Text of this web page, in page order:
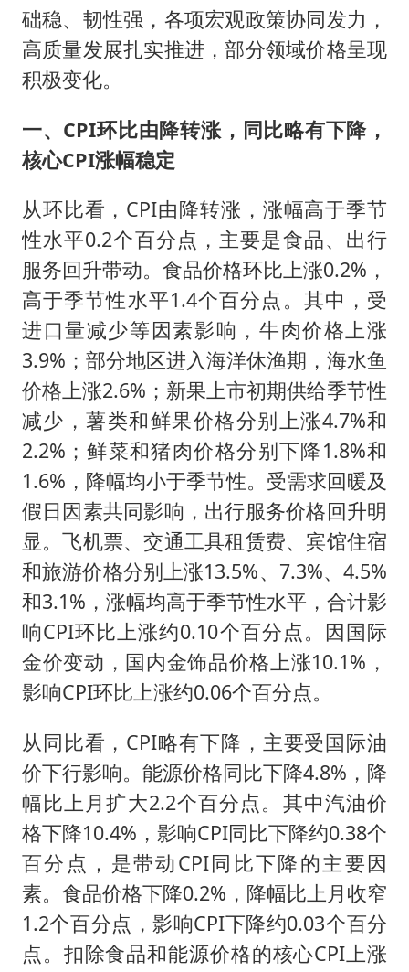
础稳、韧性强，各项宏观政策协同发力，
高质量发展扎实推进，部分领域价格呈现
积极变化。
一、CPI环比由降转涨，同比略有下降，
核心CPI涨幅稳定
从环比看，CPI由降转涨，涨幅高于季节
性水平0.2个百分点，主要是食品、出行
服务回升带动。食品价格环比上涨0.2%，
高于季节性水平1.4个百分点。其中，受
进口量减少等因素影响，牛肉价格上涨
3.9%；部分地区进入海洋休渔期，海水鱼
价格上涨2.6%；新果上市初期供给季节性
减少，薯类和鲜果价格分别上涨4.7%和
2.2%；鲜菜和猪肉价格分别下降1.8%和
1.6%，降幅均小于季节性。受需求回暖及
假日因素共同影响，出行服务价格回升明
显。飞机票、交通工具租赁费、宾馆住宿
和旅游价格分别上涨13.5%、7.3%、4.5%
和3.1%，涨幅均高于季节性水平，合计影
响CPI环比上涨约0.10个百分点。因国际
金价变动，国内金饰品价格上涨10.1%，
影响CPI环比上涨约0.06个百分点。
从同比看，CPI略有下降，主要受国际油
价下行影响。能源价格同比下降4.8%，降
幅比上月扩大2.2个百分点。其中汽油价
格下降10.4%，影响CPI同比下降约0.38个
百分点，是带动CPI同比下降的主要因
素。食品价格下降0.2%，降幅比上月收窄
1.2个百分点，影响CPI下降约0.03个百分
点。扣除食品和能源价格的核心CPI上涨